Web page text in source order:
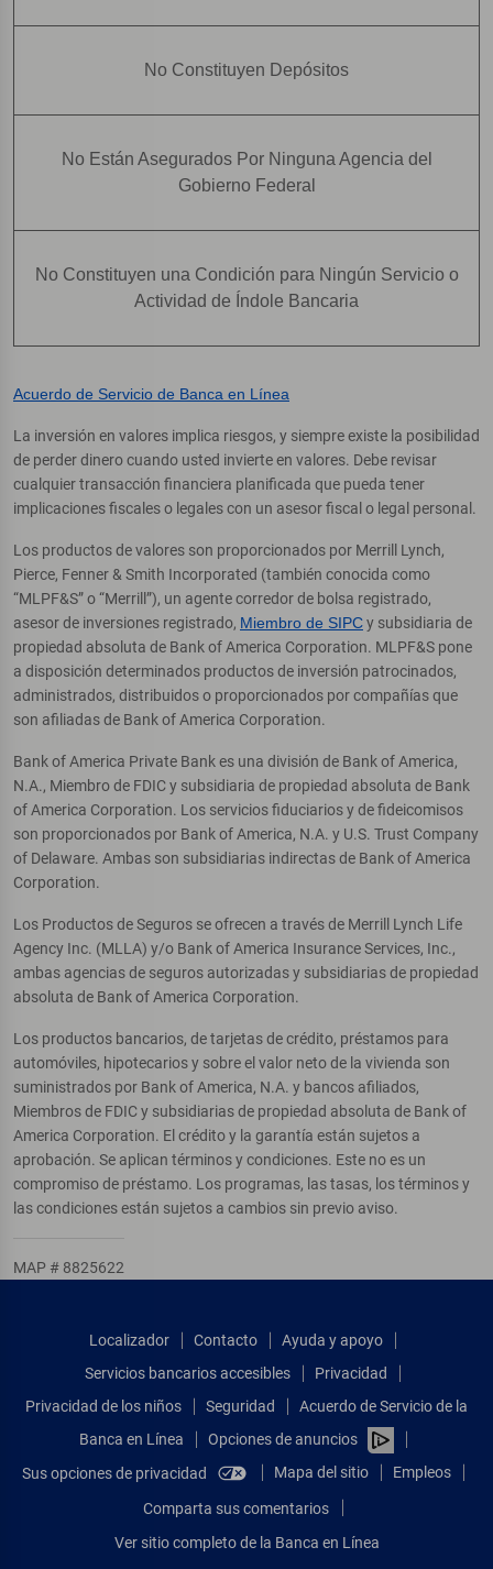
No Constituyen Depósitos
No Están Asegurados Por Ninguna Agencia del
Gobierno Federal
No Constituyen una Condición para Ningún Servicio o
Actividad de Índole Bancaria
Acuerdo de Servicio de Banca en Línea
La inversión en valores implica riesgos, y siempre existe la posibilidad
de perder dinero cuando usted invierte en valores. Debe revisar
cualquier transacción financiera planificada que pueda tener
implicaciones fiscales o legales con un asesor fiscal o legal personal.
Los productos de valores son proporcionados por Merrill Lynch,
Pierce, Fenner & Smith Incorporated (también conocida como
“MLPF&S” o “Merrill”), un agente corredor de bolsa registrado,
asesor de inversiones registrado, Miembro de SIPCy subsidiaria de
propiedad absoluta de Bank of America Corporation. MLPF&S pone
a disposición determinados productos de inversión patrocinados,
administrados, distribuidos o proporcionados por compañías que
son afiliadas de Bank of America Corporation.
Bank of America Private Bank es una división de Bank of America,
N.A., Miembro de FDIC y subsidiaria de propiedad absoluta de Bank
of America Corporation. Los servicios fiduciarios y de fideicomisos
son proporcionados por Bank of America, N.A. y U.S. Trust Company
of Delaware. Ambas son subsidiarias indirectas de Bank of America
Corporation.
Los Productos de Seguros se ofrecen a través de Merrill Lynch Life
Agency Inc. (MLLA) y/o Bank of America Insurance Services, Inc.,
ambas agencias de seguros autorizadas y subsidiarias de propiedad
absoluta de Bank of America Corporation.
Los productos bancarios, de tarjetas de crédito, préstamos para
automóviles, hipotecarios y sobre el valor neto de la vivienda son
suministrados por Bank of America, N.A. y bancos afiliados,
Miembros de FDIC y subsidiarias de propiedad absoluta de Bank of
America Corporation. El crédito y la garantía están sujetos a
aprobación. Se aplican términos y condiciones. Este no es un
compromiso de préstamo. Los programas, las tasas, los términos y
las condiciones están sujetos a cambios sin previo aviso.
MAP # 8825622
Localizador Contacto
Ayuda y apoyo
Servicios bancarios accesibles
Privacidad
Privacidad de los niños
Seguridad
Acuerdo de Servicio de la
Banca en Línea
Opciones de anuncios
Sus opciones de privacidad
Mapa del sitio Empleos
Comparta sus comentarios
Ver sitio completo de la Banca en Línea